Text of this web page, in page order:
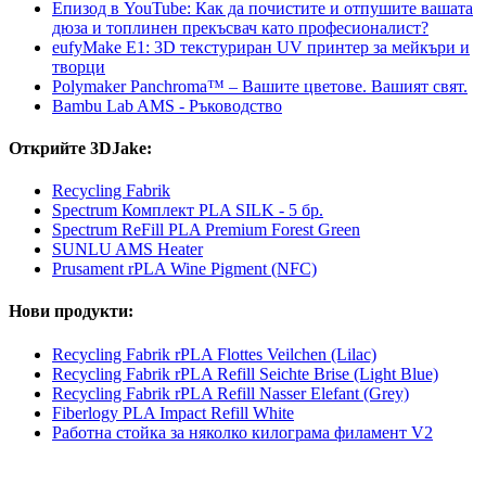
Епизод в YouTube: Как да почистите и отпушите вашата
дюза и топлинен прекъсвач като професионалист?
eufyMake E1: 3D текстуриран UV принтер за мейкъри и
творци
Polymaker Panchroma™ – Вашите цветове. Вашият свят.
Bambu Lab AMS - Ръководство
Открийте 3DJake:
Recycling Fabrik
Spectrum Комплект PLA SILK - 5 бр.
Spectrum ReFill PLA Premium Forest Green
SUNLU AMS Heater
Prusament rPLA Wine Pigment (NFC)
Нови продукти:
Recycling Fabrik rPLA Flottes Veilchen (Lilac)
Recycling Fabrik rPLA Refill Seichte Brise (Light Blue)
Recycling Fabrik rPLA Refill Nasser Elefant (Grey)
Fiberlogy PLA Impact Refill White
Работна стойка за няколко килограма филамент V2